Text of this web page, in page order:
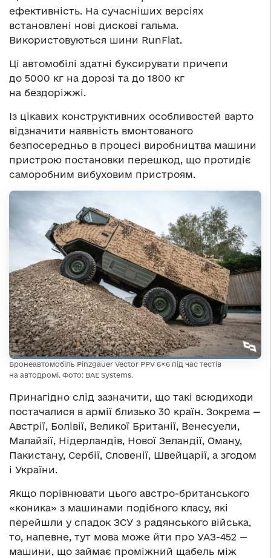
ефективність. На сучасніших версіях
встановлені нові дискові гальма.
Використовуються шини RunFlat.
Ці автомобілі здатні буксирувати причепи
до 5000 кг на дорозі та до 1800 кг
на бездоріжжі.
Із цікавих конструктивних особливостей варто
відзначити наявність вмонтованого
безпосередньо в процесі виробництва машини
пристрою постановки перешкод, що протидіє
саморобним вибуховим пристроям.
Бронеавтомобіль Pinzgauer Vector PPV 6×6 під час тестів
на автодромі. Фото: BAE Systems.
Принагідно слід зазначити, що такі всюдиходи
постачалися в армії близько 30 країн. Зокрема —
Австрії, Болівії, Великої Британії, Венесуели,
Малайзії, Нідерландів, Нової Зеландії, Оману,
Пакистану, Сербії, Словенії, Швейцарії, а згодом
і України.
Якщо порівнювати цього австро-британського
«коника» з машинами подібного класу, які
перейшли у спадок ЗСУ з радянського війська,
то, напевне, тут мова може йти про УАЗ-452 —
машини, що займає проміжний щабель між